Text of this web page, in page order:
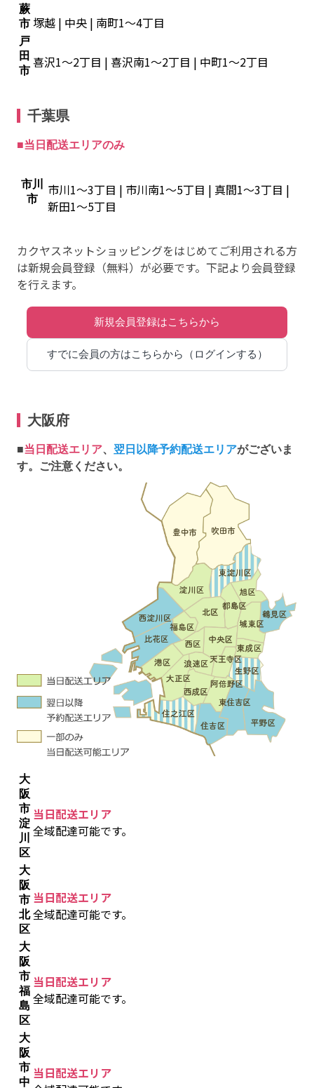
蕨
市 塚越 | 中央 | 南町1～4丁目
戸
田
市
喜沢1～2丁目 | 喜沢南1～2丁目 | 中町1～2丁目
千葉県
■当日配送エリアのみ
市川
市
市川1～3丁目 | 市川南1～5丁目 | 真間1～3丁目 |
新田1～5丁目
カクヤスネットショッピングをはじめてご利用される方
は新規会員登録（無料）が必要です。下記より会員登録
を行えます。
大阪府
■当日配送エリア、 翌日以降予約配送エリアがございま
す。ご注意ください。
大
阪
市
淀
川
区
当日配送エリア
全域配達可能です。
大
阪
市
北
区
当日配送エリア
全域配達可能です。
大
阪
市
福
島
区
当日配送エリア
全域配達可能です。
大
阪
市
中
当日配送エリア